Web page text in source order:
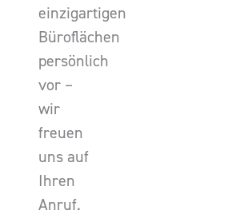
einzigartigen
Büroflächen
persönlich
vor –
wir
freuen
uns auf
Ihren
Anruf.